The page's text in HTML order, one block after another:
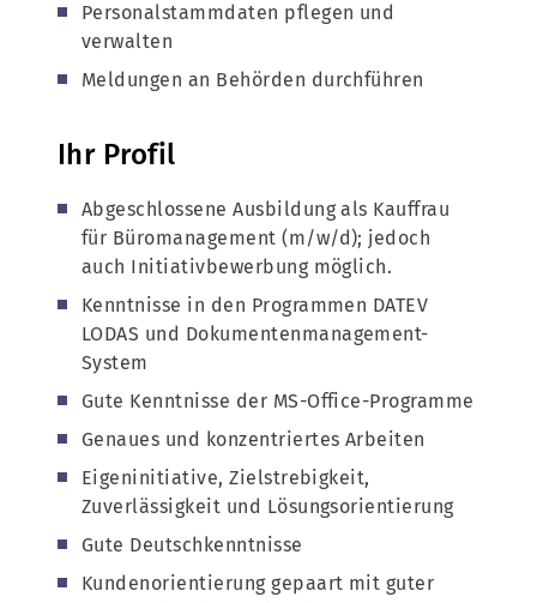
Personalstammdaten pflegen und
verwalten
Meldungen an Behörden durchführen
Ihr Profil
Abgeschlossene Ausbildung als Kauffrau
für Büromanagement (m/w/d); jedoch
auch Initiativbewerbung möglich.
Kenntnisse in den Programmen DATEV
LODAS und Dokumentenmanagement-
System
Gute Kenntnisse der MS-Office-Programme
Genaues und konzentriertes Arbeiten
Eigeninitiative, Zielstrebigkeit,
Zuverlässigkeit und Lösungsorientierung
Gute Deutschkenntnisse
Kundenorientierung gepaart mit guter